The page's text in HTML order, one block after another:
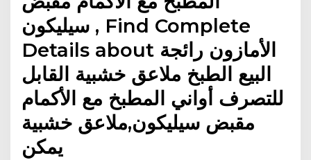
سيليكون , Find Complete
Details about الأمازون رائجة
البيع الطبخ ملاعق خشبية القابل
للتصرف أواني المطبخ مع الأكمام
مقبض سيليكون,ملاعق خشبية
يمكن